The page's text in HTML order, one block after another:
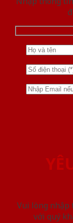
Vui lòng nhập
với quý